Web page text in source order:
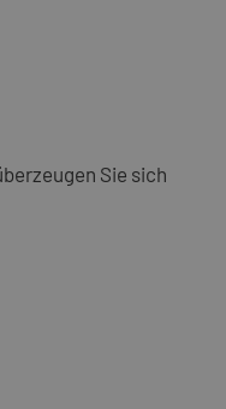
Sie sich